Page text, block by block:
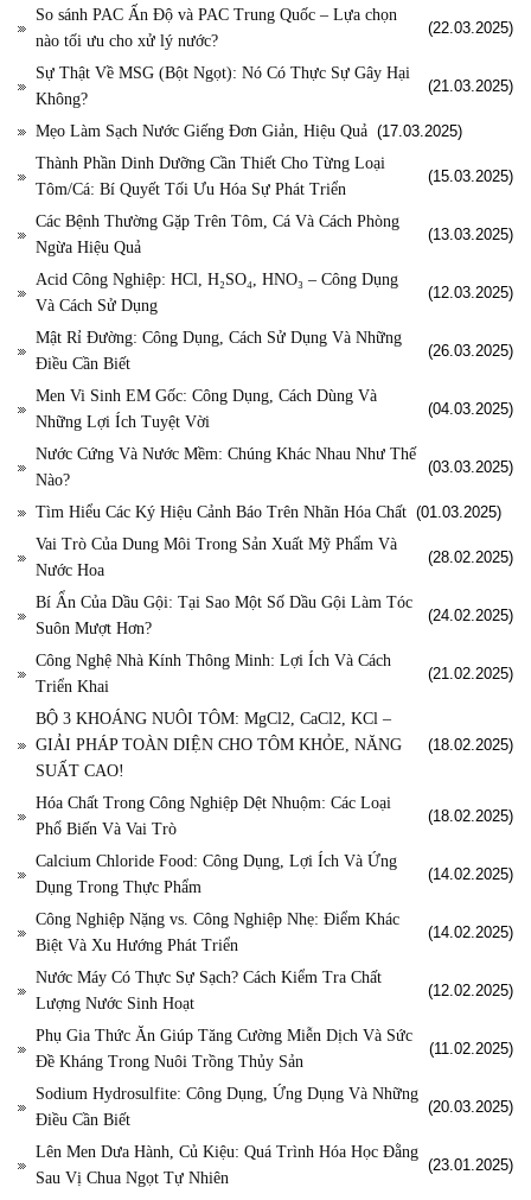
So sánh PAC Ấn Độ và PAC Trung Quốc – Lựa chọn
nào tối ưu cho xử lý nước?
(22.03.2025)
Sự Thật Về MSG (Bột Ngọt): Nó Có Thực Sự Gây Hại
Không?
(21.03.2025)
Mẹo Làm Sạch Nước Giếng Đơn Giản, Hiệu Quả (17.03.2025)
Thành Phần Dinh Dưỡng Cần Thiết Cho Từng Loại
Tôm/Cá: Bí Quyết Tối Ưu Hóa Sự Phát Triển
(15.03.2025)
Các Bệnh Thường Gặp Trên Tôm, Cá Và Cách Phòng
Ngừa Hiệu Quả
(13.03.2025)
Acid Công Nghiệp: HCl, H₂SO₄, HNO₃ – Công Dụng
Và Cách Sử Dụng
(12.03.2025)
Mật Rỉ Đường: Công Dụng, Cách Sử Dụng Và Những
Điều Cần Biết
(26.03.2025)
Men Vi Sinh EM Gốc: Công Dụng, Cách Dùng Và
Những Lợi Ích Tuyệt Vời
(04.03.2025)
Nước Cứng Và Nước Mềm: Chúng Khác Nhau Như Thế
Nào?
(03.03.2025)
Tìm Hiểu Các Ký Hiệu Cảnh Báo Trên Nhãn Hóa Chất (01.03.2025)
Vai Trò Của Dung Môi Trong Sản Xuất Mỹ Phẩm Và
Nước Hoa
(28.02.2025)
Bí Ẩn Của Dầu Gội: Tại Sao Một Số Dầu Gội Làm Tóc
Suôn Mượt Hơn?
(24.02.2025)
Công Nghệ Nhà Kính Thông Minh: Lợi Ích Và Cách
Triển Khai
(21.02.2025)
BỘ 3 KHOÁNG NUÔI TÔM: MgCl2, CaCl2, KCl –
GIẢI PHÁP TOÀN DIỆN CHO TÔM KHỎE, NĂNG
SUẤT CAO!
(18.02.2025)
Hóa Chất Trong Công Nghiệp Dệt Nhuộm: Các Loại
Phổ Biến Và Vai Trò
(18.02.2025)
Calcium Chloride Food: Công Dụng, Lợi Ích Và Ứng
Dụng Trong Thực Phẩm
(14.02.2025)
Công Nghiệp Nặng vs. Công Nghiệp Nhẹ: Điểm Khác
Biệt Và Xu Hướng Phát Triển
(14.02.2025)
Nước Máy Có Thực Sự Sạch? Cách Kiểm Tra Chất
Lượng Nước Sinh Hoạt
(12.02.2025)
Phụ Gia Thức Ăn Giúp Tăng Cường Miễn Dịch Và Sức
Đề Kháng Trong Nuôi Trồng Thủy Sản
(11.02.2025)
Sodium Hydrosulfite: Công Dụng, Ứng Dụng Và Những
Điều Cần Biết
(20.03.2025)
Lên Men Dưa Hành, Củ Kiệu: Quá Trình Hóa Học Đằng
Sau Vị Chua Ngọt Tự Nhiên
(23.01.2025)